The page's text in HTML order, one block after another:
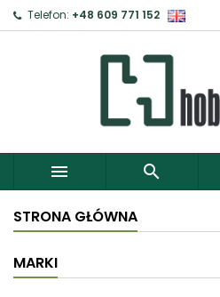
Telefon: +48 609 771 152
 
STRONA GŁÓWNA
MARKI